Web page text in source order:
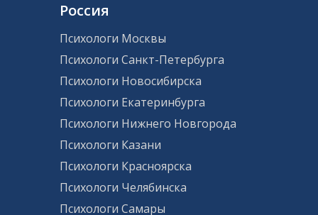
Россия
Психологи Москвы
Психологи Санкт-Петербурга
Психологи Новосибирска
Психологи Екатеринбурга
Психологи Нижнего Новгорода
Психологи Казани
Психологи Красноярска
Психологи Челябинска
Психологи Самары